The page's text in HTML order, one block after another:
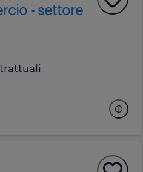
- settore